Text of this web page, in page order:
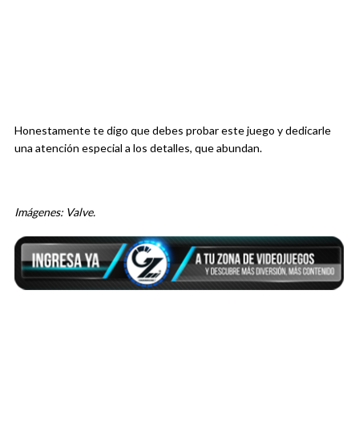
Honestamente te digo que debes probar este juego y dedicarle
una atención especial a los detalles, que abundan.
Imágenes: Valve.